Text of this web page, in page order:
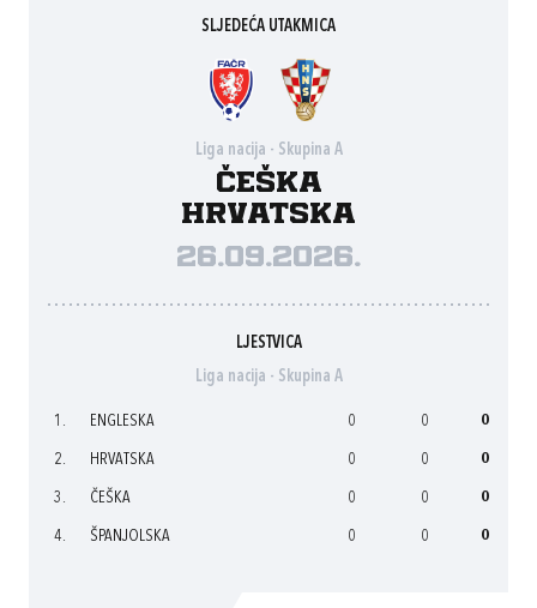
SLJEDEĆA UTAKMICA
Liga nacija - Skupina A
Češka
Hrvatska
26.09.2026.
LJESTVICA
Liga nacija - Skupina A
1. ENGLESKA 0 0 0
2. HRVATSKA 0 0 0
3. ČEŠKA 0 0 0
4. ŠPANJOLSKA 0 0 0